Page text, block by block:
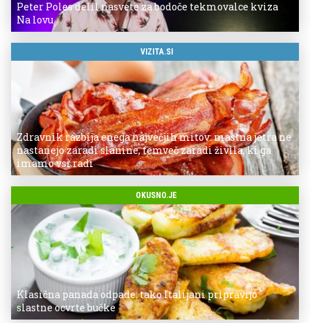
Peter Poles delil nasvete za bodoče tekmovalce kviza
Na lovu
VIZITA.SI
Zdravnik razbija enega največjih mitov: mastna jetra ne
nastanejo zaradi slanine, temveč zaradi živila, ki ga
imamo vsi radi
OKUSNO.JE
Klasična panada odpade: tako Italijani pripravijo
slastne ocvrte bučke